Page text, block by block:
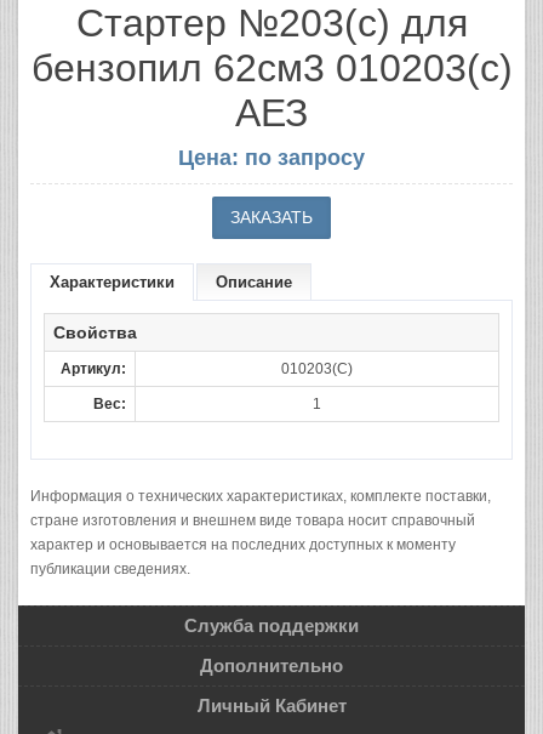
Стартер №203(с) для
бензопил 62см3 010203(с)
АЕЗ
Цена: по запросу
Характеристики Описание
Свойства
Артикул: 010203(C)
Вес: 1
Информация о технических характеристиках, комплекте поставки,
стране изготовления и внешнем виде товара носит справочный
характер и основывается на последних доступных к моменту
публикации сведениях.
Служба поддержки
Дополнительно
Личный Кабинет